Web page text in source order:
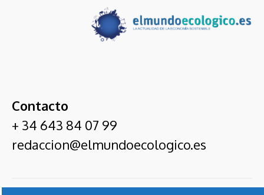
Contacto
+ 34 643 84 07 99
redaccion@elmundoecologico.es